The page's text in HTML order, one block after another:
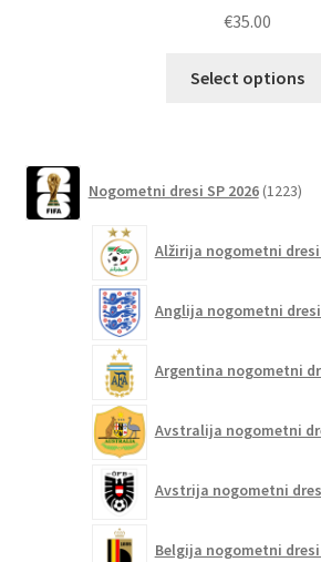
€35.00
Select options
Nogometni dresi SP 2026 1223
Alžirija nogometni dresi
Anglija nogometni dresi
Argentina nogometni
Avstralija nogometni
Avstrija nogometni
Belgija nogometni dresi